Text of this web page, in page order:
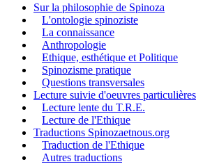
Sur la philosophie de Spinoza
L'ontologie spinoziste
La connaissance
Anthropologie
Ethique, esthétique et Politique
Spinozisme pratique
Questions transversales
Lecture suivie d'oeuvres particulières
Lecture lente du T.R.E.
Lecture de l'Ethique
Traductions Spinozaetnous.org
Traduction de l'Ethique
Autres traductions